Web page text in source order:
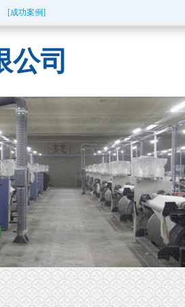
[成功案例]
公司